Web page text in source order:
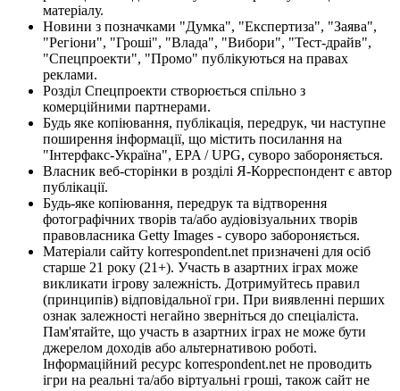
матеріалу.
Новини з позначками "Думка", "Експертиза", "Заява",
"Регіони", "Гроші", "Влада", "Вибори", "Тест-драйв",
"Спецпроекти", "Промо" публікуються на правах
реклами.
Розділ Спецпроекти створюється спільно з
комерційними партнерами.
Будь яке копіювання, публікація, передрук, чи наступне
поширення інформації, що містить посилання на
"Інтерфакс-Україна", EPA / UPG, суворо забороняється.
Власник веб-сторінки в розділі Я-Корреспондент є автор
публікації.
Будь-яке копіювання, передрук та відтворення
фотографічних творів та/або аудіовізуальних творів
правовласника Getty Images - суворо забороняється.
Матеріали сайту korrespondent.net призначені для осіб
старше 21 року (21+). Участь в азартних іграх може
викликати ігрову залежність. Дотримуйтесь правил
(принципів) відповідальної гри. При виявленні перших
ознак залежності негайно зверніться до спеціаліста.
Пам'ятайте, що участь в азартних іграх не може бути
джерелом доходів або альтернативою роботі.
Інформаційний ресурс korrespondent.net не проводить
ігри на реальні та/або віртуальні гроші, також сайт не